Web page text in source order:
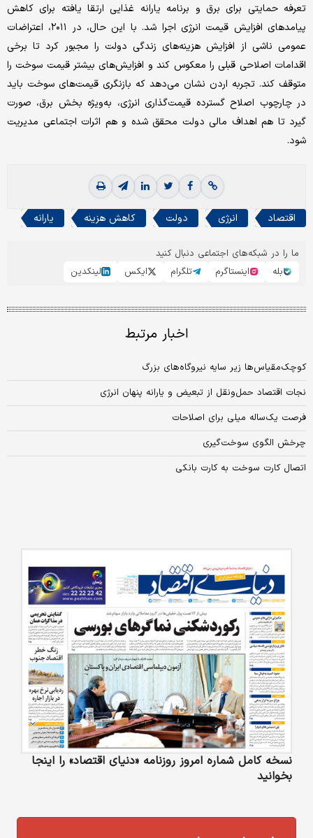
تعرفه حمایتی برای برق و برنامه یارانه غذایی ارتقا یافته برای کاهش
پیامدهای افزایش قیمت انرژی اجرا شد. با این حال، در ۲۰۱۱، اعتراضات
عمومی ناشی از افزایش هزینه‌های زندگی دولت را مجبور کرد تا برخی
اقدامات اصلاحی قبلی را معکوس کند و افزایش‌های بیشتر قیمت سوخت را
متوقف کند. تجربه اردن نشان می‌دهد که بازنگری قیمت‌های سوخت باید
در چارچوب اصلاح گسترده قیمت‌گذاری انرژی، به‌ویژه بخش برق، صورت
گیرد تا هم اهداف مالی دولت محقق شده و هم اثرات اجتماعی مدیریت
شود.
اقتصاد انرژی دولت کاهش هزینه یارانه
ما را در شبکه‌های اجتماعی دنبال کنید
بله
اینستاگرم تلگرام ایکس لینکدین
اخبار مرتبط
کوچک‌مقیاس‌ها زیر سایه نیروگاه‌های بزرگ
نجات اقتصاد حمل‌ونقل از تبعیض و یارانه پنهان انرژی
فرصت یک‌ساله میلی برای اصلاحات
چرخش الگوی سوخت‏‏‏‌گیری
اتصال کارت سوخت به کارت بانکی
نسخه کامل شماره امروز روزنامه «دنیای‌ اقتصاد» را اینجا
بخوانید